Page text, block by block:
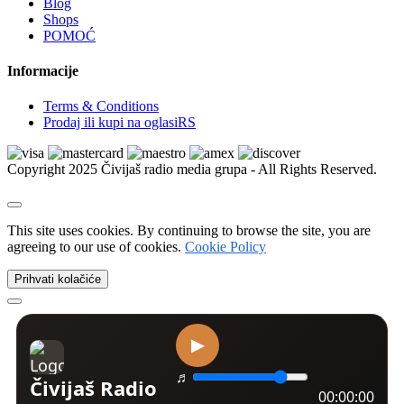
Xbox | Delovi i oprema
Nintendo
Sega | Igrice
Sega | Delovi i oprema
Figurice i knjige
VR naočare
Ostalo
Kućne ptice
Mačke
Ribice
Izgubljeni i nađeni ljubimci
Akvarijumi i oprema
Dekoracija i biljke
Morska akvaristika
Četke, makaze i trimeri
Shops
POMOĆ
Informacije
Terms & Conditions
Prodaj ili kupi na oglasiRS
Copyright 2025 Čivijaš radio media grupa - All Rights Reserved.
This site uses cookies. By continuing to browse the site, you are
agreeing to our use of cookies. Cookie Policy
Prihvati kolačiće